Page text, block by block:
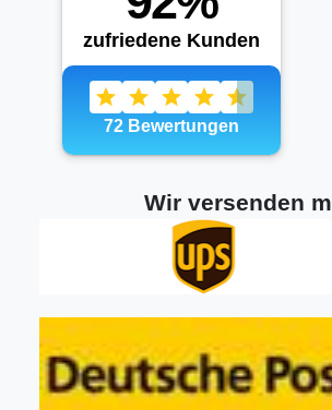
Wir versenden